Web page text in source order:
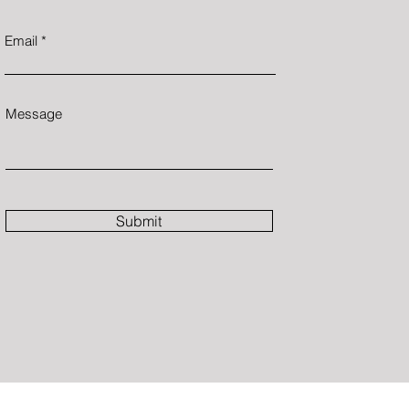
Email
Message
Submit